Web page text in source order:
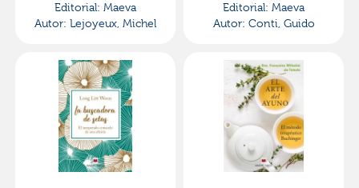
Editorial: Maeva
Autor: Lejoyeux, Michel
Editorial: Maeva
Autor: Conti, Guido